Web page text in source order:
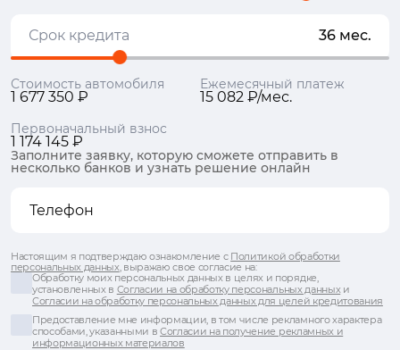
Срок кредита 36 мес.
Стоимость автомобиля
1 677 350 ₽
Ежемесячный платеж
15 082 ₽/мес.
Первоначальный взнос
1 174 145 ₽
Заполните заявку, которую сможете отправить в
несколько банков и узнать решение онлайн
Настоящим я подтверждаю ознакомление с Политикой обработки
персональных данных, выражаю свое согласие на:
Обработку моих персональных данных в целях и порядке,
установленных в Согласии на обработку персональных данныхи
Согласии на обработку персональных данных для целей кредитования
Предоставление мне информации, в том числе рекламного характера
способами, указанными вСогласии на получение рекламных и
информационных материалов